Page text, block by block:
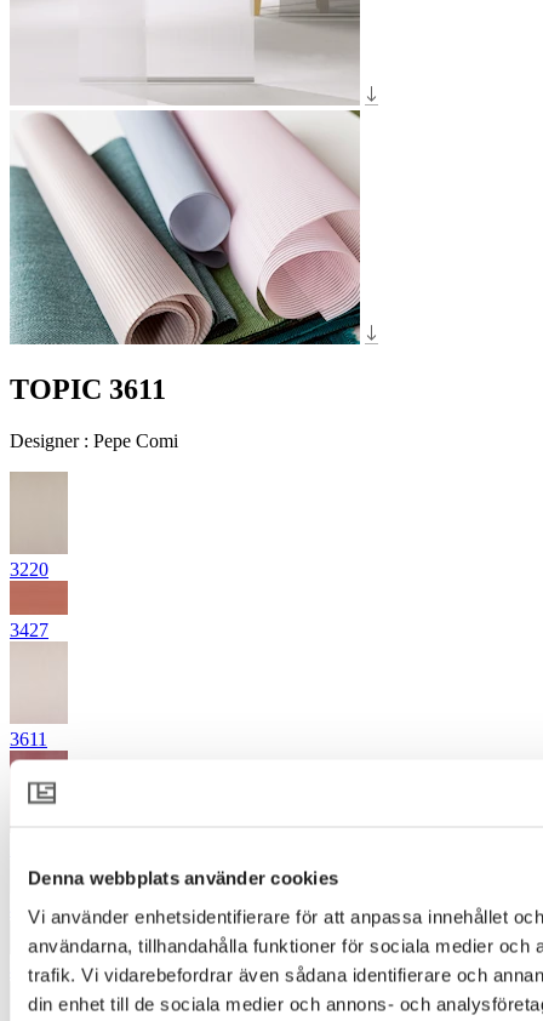
Denna webbplats använder cookies
Vi använder enhetsidentifierare för att anpassa innehållet
användarna, tillhandahålla funktioner för sociala medier och
trafik. Vi vidarebefordrar även sådana identifierare och
din enhet till de sociala medier och annons- och
TOPIC 3611
Designer : Pepe Comi
3220
3427
3611
4030
4270